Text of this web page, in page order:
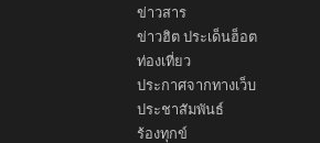
ข่าวสาร
ข่าวฮิต ประเด็นฮ็อต
ท่องเที่ยว
ประกาศจากทางเว็บ
ประชาสัมพันธ์
ร้องทุกข์